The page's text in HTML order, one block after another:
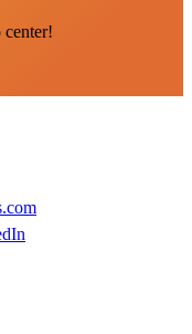
center!